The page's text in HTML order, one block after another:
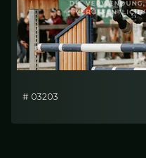
# 03203